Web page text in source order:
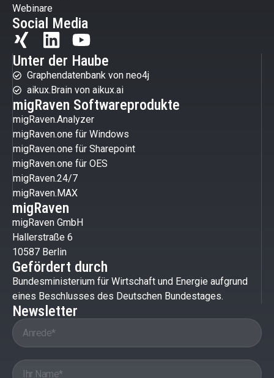
Webinare
Social Media
Unter der Haube
Graphendatenbank von neo4j
aikux.Brain von aikux.ai
migRaven Softwareprodukte
migRaven.Analyzer
migRaven.one für Windows
migRaven.one für Sharepoint
migRaven.one für OES
migRaven.24/7
migRaven.MAX
migRaven
migRaven GmbH
Hallerstraße 6
10587 Berlin
Gefördert durch
Bundesministerium für Wirtschaft und Energie aufgrund
eines Beschlusses des Deutschen Bundestages.
Newsletter